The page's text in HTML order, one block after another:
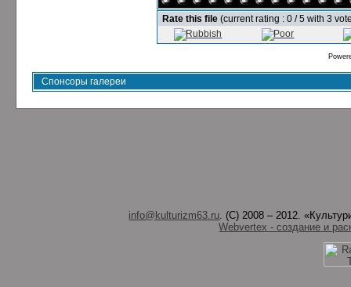
Rate this file (current rating : 0 / 5 with 3
Спонсоры галереи
info@kulturizm63.ru. (C) 2008 – 2012.
Webvertex - создание и